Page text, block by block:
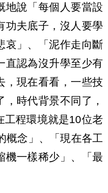
地說「每個人要當設
功夫底子，沒人要學
哀」、「泥作走向斷
直認為沒升學至少有
，現在看看，一些技
時代背景不同了，
工程環境就是10位老
概念」、「現在各工
機一樣稀少」、「最